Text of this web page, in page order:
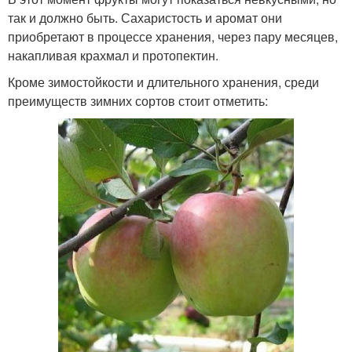
так и должно быть. Сахаристость и аромат они
приобретают в процессе хранения, через пару месяцев,
накапливая крахмал и протопектин.
Кроме зимостойкости и длительного хранения, среди
преимуществ зимних сортов стоит отметить: